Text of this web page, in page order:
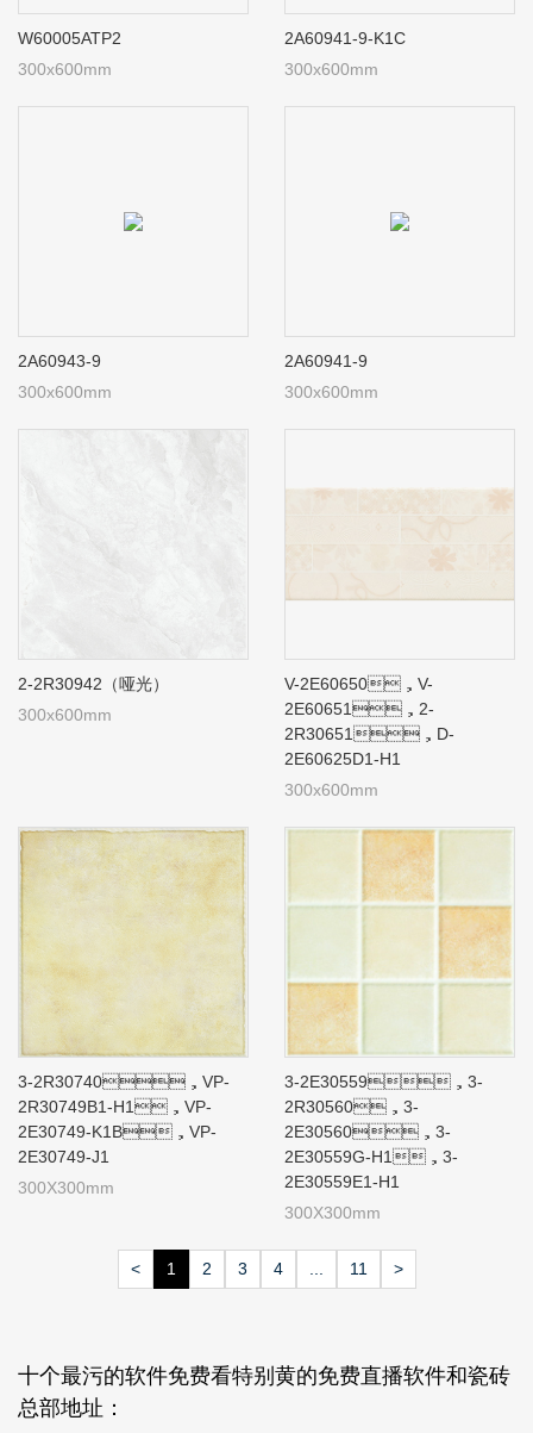
W60005ATP2
300x600mm
2A60941-9-K1C
300x600mm
2A60943-9
300x600mm
2A60941-9
300x600mm
2-2R30942（哑光）
300x600mm
V-2E60650，V-
2E60651，2-
2R30651，D-
2E60625D1-H1
300x600mm
3-2R30740，VP-
2R30749B1-H1，VP-
2E30749-K1B，VP-
2E30749-J1
300X300mm
3-2E30559，3-
2R30560，3-
2E30560，3-
2E30559G-H1，3-
2E30559E1-H1
300X300mm
< 1 2 3 4 11 >
十个最污的软件免费看特别黄的免费直播软件和瓷砖
总部地址：